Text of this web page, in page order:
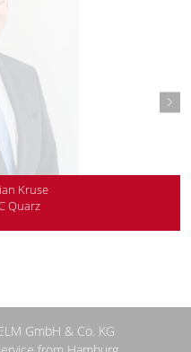
Kruse
Quarz
GmbH & Co. KG